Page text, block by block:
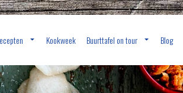
Kookweek Buurttafel on tour Blog